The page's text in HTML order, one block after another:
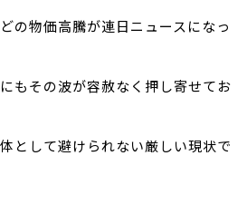
の物価高騰が連日ニュースになっ
もその波が容赦なく押し寄せてお
として避けられない厳しい現状で